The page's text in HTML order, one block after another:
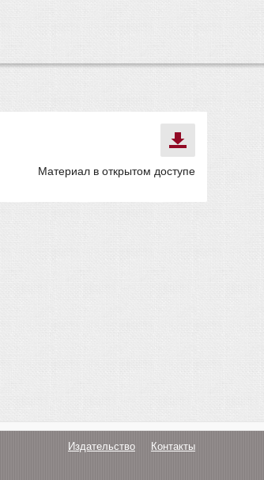
Материал в открытом доступе
Издательство Контакты